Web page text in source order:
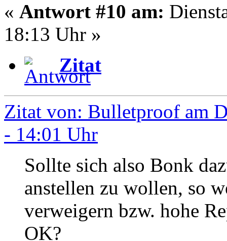
« Antwort #10 am:
18:13 Uhr »
Zitat
Zitat von: Bulletproof am
- 14:01 Uhr
Sollte sich also Bonk
anstellen zu wollen, so
verweigern bzw. hohe
OK?